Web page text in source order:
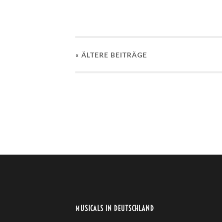
« ÄLTERE BEITRÄGE
MUSICALS IN DEUTSCHLAND